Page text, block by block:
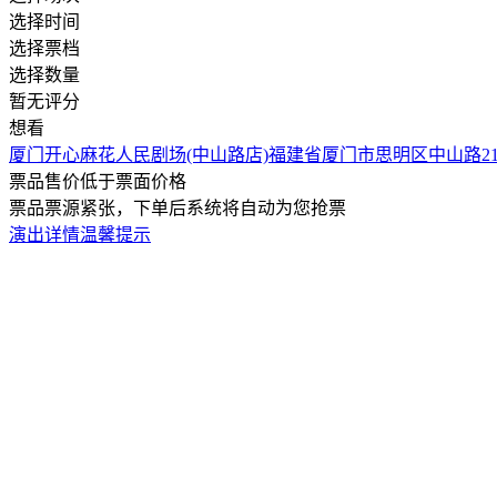
选择时间
选择票档
选择数量
暂无评分
想看
厦门开心麻花人民剧场(中山路店)福建省厦门市思明区中山路
票品售价低于票面价格
票品票源紧张，下单后系统将自动为您抢票
演出详情温馨提示